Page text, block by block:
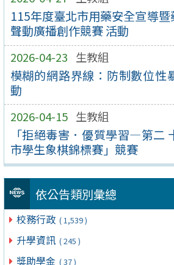
115年度臺北市用藥安全宣導
聲動廣播創作競賽 活動
2026-04-23 生教組
模糊的網路界線：防制數位性
動
2026-04-15 生教組
「拒絕毒害．優質學習—第二
市學生象棋錦標賽」競賽
依公告類別彙總
校務行政 ( 1,539 )
升學資訊 ( 245 )
獎助學金 ( 37 )